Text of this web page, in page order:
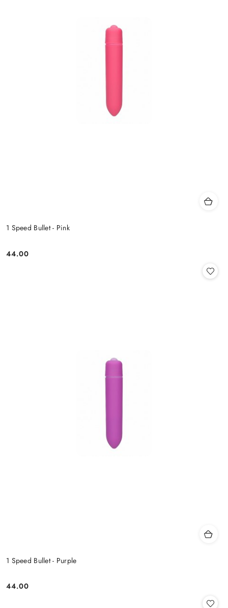
1 Speed Bullet - Pink
Cena:
44.00
1 Speed Bullet - Purple
Cena:
44.00